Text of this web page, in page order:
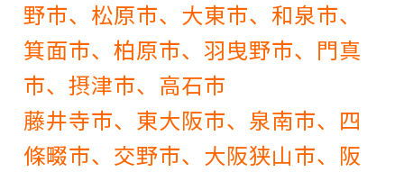
野市、松原市、大東市、和泉市、
箕面市、柏原市、羽曳野市、門真
市、摂津市、高石市
藤井寺市、東大阪市、泉南市、四
條畷市、交野市、大阪狭山市、阪